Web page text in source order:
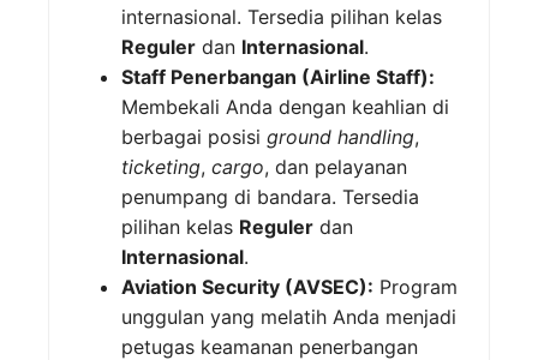
internasional. Tersedia pilihan kelas
Reguler dan Internasional.
Staff Penerbangan (Airline Staff):
Membekali Anda dengan keahlian di
berbagai posisi ground handling,
ticketing, cargo, dan pelayanan
penumpang di bandara. Tersedia
pilihan kelas Reguler dan
Internasional.
Aviation Security (AVSEC): Program
unggulan yang melatih Anda menjadi
petugas keamanan penerbangan